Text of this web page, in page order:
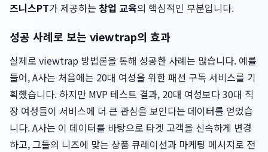
즈니스PT가 제공하는 창업 교육의 핵심적인 부분입니다.
성공 사례로 보는 viewtrap의 효과
실제로 viewtrap 방법론을 통해 성공한 사례는 많습니다. 예를
들어, A사는 처음에는 20대 여성을 위한 패션 구독 서비스를 기
획했습니다. 하지만 MVP 테스트 결과, 20대 여성보다 30대 직
장 여성들이 서비스에 더 큰 관심을 보인다는 데이터를 얻었습
니다. A사는 이 데이터를 바탕으로 타겟 고객을 신속하게 변경
하고, 그들의 니즈에 맞는 상품 큐레이션과 마케팅 메시지로 전